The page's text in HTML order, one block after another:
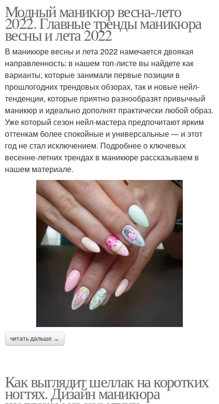
Модный маникюр весна-лето
2022. Главные тренды маникюра
весны и лета 2022
В маникюре весны и лета 2022 намечается двоякая
направленность: в нашем топ-листе вы найдете как
варианты, которые занимали первые позиции в
прошлогодних трендовых обзорах, так и новые нейл-
тенденции, которые приятно разнообразят привычный
маникюр и идеально дополнят практически любой образ.
Уже который сезон нейл-мастера предпочитают ярким
оттенкам более спокойные и универсальные — и этот
год не стал исключением. Подробнее о ключевых
весенне-летних трендах в маникюре рассказываем в
нашем материале.
читать дальше →
Как выглядит шеллак на коротких
ногтях. Дизайн маникюра